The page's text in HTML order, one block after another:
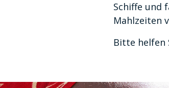
Schiffe und
Mahlzeiten
Bitte helfen